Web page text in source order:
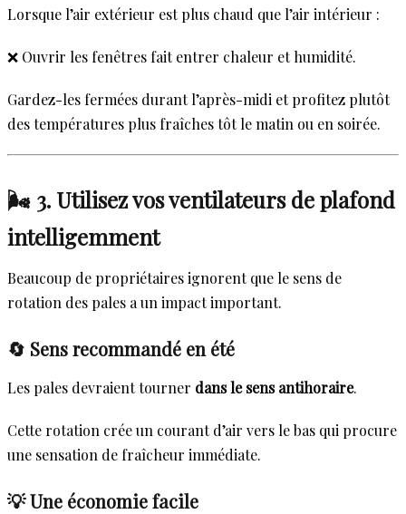
Lorsque l’air extérieur est plus chaud que l’air intérieur :
❌ Ouvrir les fenêtres fait entrer chaleur et humidité.
Gardez-les fermées durant l’après-midi et profitez plutôt
des températures plus fraîches tôt le matin ou en soirée.
🌬️ 3. Utilisez vos ventilateurs de plafond
intelligemment
Beaucoup de propriétaires ignorent que le sens de
rotation des pales a un impact important.
🔄 Sens recommandé en été
Les pales devraient tourner dans le sens antihoraire.
Cette rotation crée un courant d’air vers le bas qui procure
une sensation de fraîcheur immédiate.
💡 Une économie facile